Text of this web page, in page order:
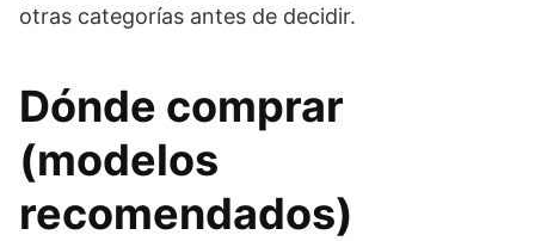
otras categorías antes de decidir.
Dónde comprar
(modelos
recomendados)